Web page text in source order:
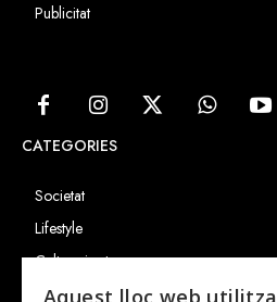
Publicitat
CATEGORIES
Societat
Lifestyle
Cultura i art
Entrevistes
Aquest lloc web utilitza